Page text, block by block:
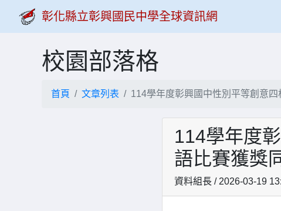
彰化縣立彰興國民中學全球資訊網
校園部落格
首頁 文章列表 114學年度彰興國中性別平等創意
114學年度
語比賽獲獎
資料組長 / 2026-03-19